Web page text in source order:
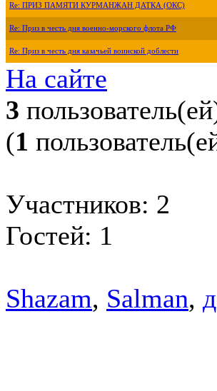
Re: ПРИЗ ПАМЯТИ КУРМАНЖАН ДАТКА (ОКС)
Re: Приз в честь дня военно-морского флота РФ
Re: Приз в честь дня казачьей воинской доблести
На сайте
3
(1
Участников: 2
Гостей: 1
Shazam, Salman,